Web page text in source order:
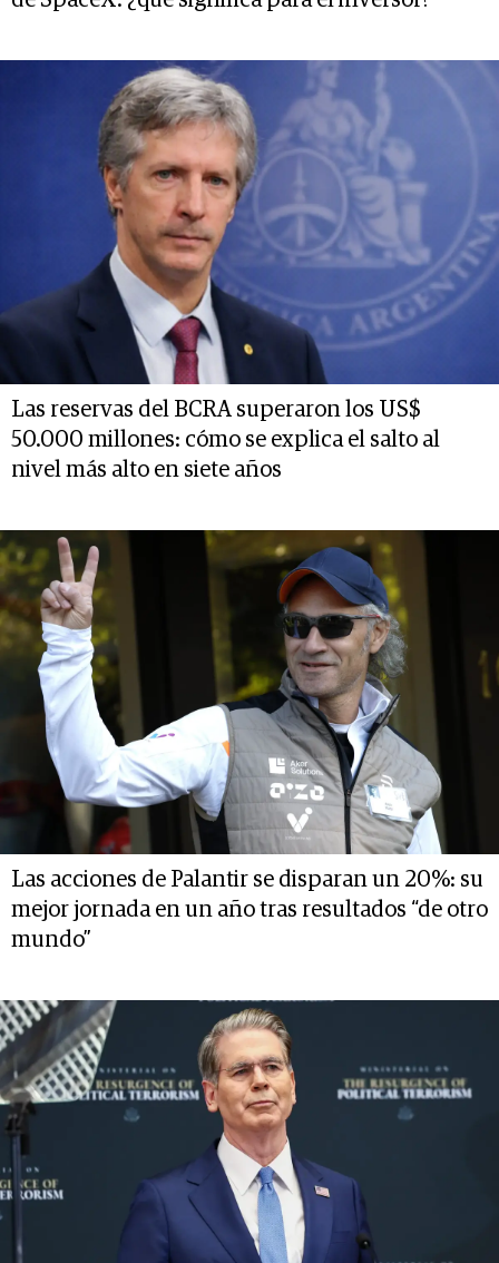
Las reservas del BCRA superaron los US$
50.000 millones: cómo se explica el salto al
nivel más alto en siete años
Las acciones de Palantir se disparan un 20%: su
mejor jornada en un año tras resultados “de otro
mundo”